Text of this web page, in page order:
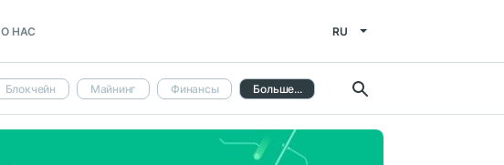
О НАС RU
Блокчейн Майнинг Финансы Больше...